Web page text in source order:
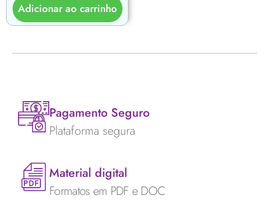
Adicionar ao carrinho
Pagamento Seguro
Plataforma segura
Material digital
Formatos em PDF e DOC